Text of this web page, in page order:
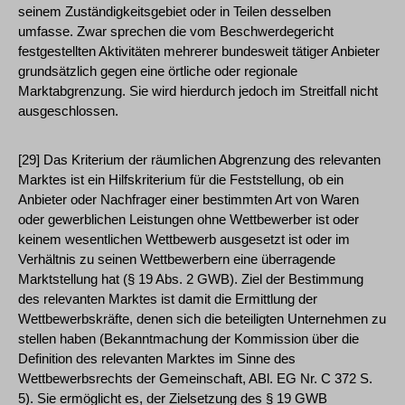
seinem Zuständigkeitsgebiet oder in Teilen desselben
umfasse. Zwar sprechen die vom Beschwerdegericht
festgestellten Aktivitäten mehrerer bundesweit tätiger Anbieter
grundsätzlich gegen eine örtliche oder regionale
Marktabgrenzung. Sie wird hierdurch jedoch im Streitfall nicht
ausgeschlossen.
[29] Das Kriterium der räumlichen Abgrenzung des relevanten
Marktes ist ein Hilfskriterium für die Feststellung, ob ein
Anbieter oder Nachfrager einer bestimmten Art von Waren
oder gewerblichen Leistungen ohne Wettbewerber ist oder
keinem wesentlichen Wettbewerb ausgesetzt ist oder im
Verhältnis zu seinen Wettbewerbern eine überragende
Marktstellung hat (§ 19 Abs. 2 GWB). Ziel der Bestimmung
des relevanten Marktes ist damit die Ermittlung der
Wettbewerbskräfte, denen sich die beteiligten Unternehmen zu
stellen haben (Bekanntmachung der Kommission über die
Definition des relevanten Marktes im Sinne des
Wettbewerbsrechts der Gemeinschaft, ABl. EG Nr. C 372 S.
5). Sie ermöglicht es, der Zielsetzung des § 19 GWB